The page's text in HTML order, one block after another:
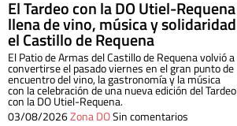
El Tardeo con la DO Utiel-Requena
llena de vino, música y solidaridad
el Castillo de Requena
El Patio de Armas del Castillo de Requena volvió a
convertirse el pasado viernes en el gran punto de
encuentro del vino, la gastronomía y la música
con la celebración de una nueva edición del Tardeo
con la DO Utiel-Requena.
03/08/2026Zona DOSin comentarios